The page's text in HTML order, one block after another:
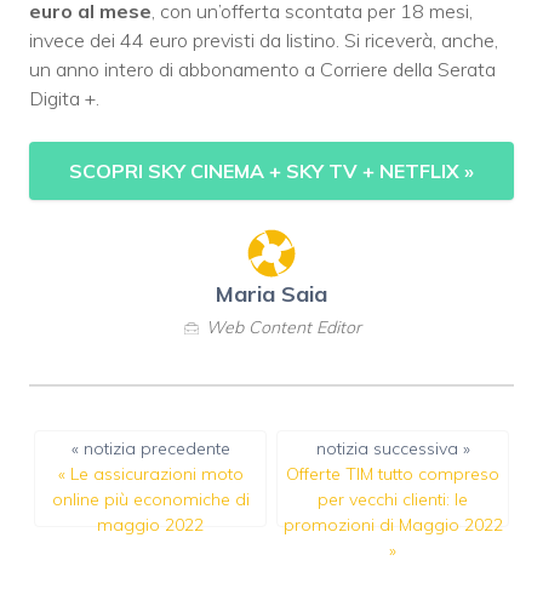
euro al mese, con un’offerta scontata per 18 mesi,
invece dei 44 euro previsti da listino. Si riceverà, anche,
un anno intero di abbonamento a Corriere della Serata
Digita +.
SCOPRI SKY CINEMA + SKY TV + NETFLIX »
Maria Saia
Web Content Editor
« notizia precedente
« Le assicurazioni moto
online più economiche di
maggio 2022
notizia successiva »
Offerte TIM tutto compreso
per vecchi clienti: le
promozioni di Maggio 2022
»